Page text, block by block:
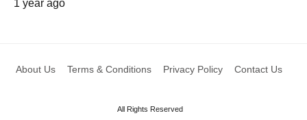
1 year ago
About Us Terms & Conditions Privacy Policy Contact Us
All Rights Reserved